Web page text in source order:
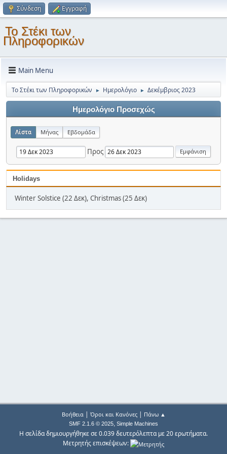
Σύνδεση Εγγραφή
Το Στέκι των
Πληροφορικών
Main Menu
Το Στέκι των Πληροφορικών ► Ημερολόγιο ► Δεκέμβριος 2023
Ημερολόγιο Προσεχώς
Λίστα Μήνας Εβδομάδα
Προς
Holidays
Winter Solstice (22 Δεκ), Christmas (25 Δεκ)
Βοήθεια| Όροι και Κανόνες| Πάνω ▲
SMF 2.1.6 © 2025, Simple Machines
Η σελίδα δημιουργήθηκε σε 0.039 δευτερόλεπτα με 20 ερωτήματα.
Μετρητής επισκέψεων: